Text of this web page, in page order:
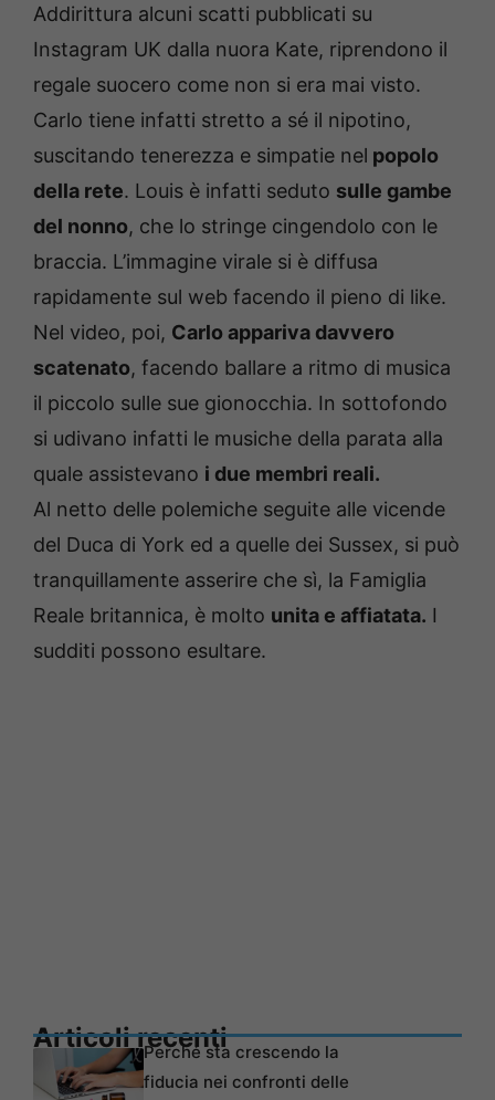
Addirittura alcuni scatti pubblicati su
Instagram UK dalla nuora Kate, riprendono il
regale suocero come non si era mai visto.
Carlo tiene infatti stretto a sé il nipotino,
suscitando tenerezza e simpatie nel popolo
della rete. Louis è infatti seduto sulle gambe
del nonno, che lo stringe cingendolo con le
braccia. L’immagine virale si è diffusa
rapidamente sul web facendo il pieno di like.
Nel video, poi, Carlo appariva davvero
scatenato, facendo ballare a ritmo di musica
il piccolo sulle sue gionocchia. In sottofondo
si udivano infatti le musiche della parata alla
quale assistevano i due membri reali.
Al netto delle polemiche seguite alle vicende
del Duca di York ed a quelle dei Sussex, si può
tranquillamente asserire che sì, la Famiglia
Reale britannica, è molto unita e affiatata. I
sudditi possono esultare.
Articoli recentiPerché sta crescendo la
fiducia nei confronti delle